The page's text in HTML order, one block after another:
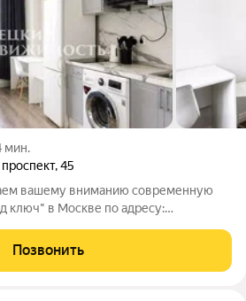
мин.
,45
вашему вниманию современную
ключ" в Москве по адресу:
готовый объект как для
так и для получения
Позвонить